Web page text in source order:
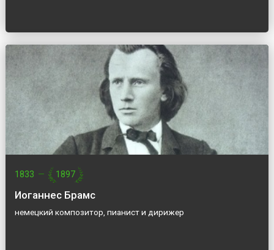
1833 — 1897
Иоганнес Брамс
немецкий композитор, пианист и дирижер